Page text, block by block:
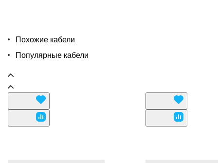
Похожие кабели
Популярные кабели